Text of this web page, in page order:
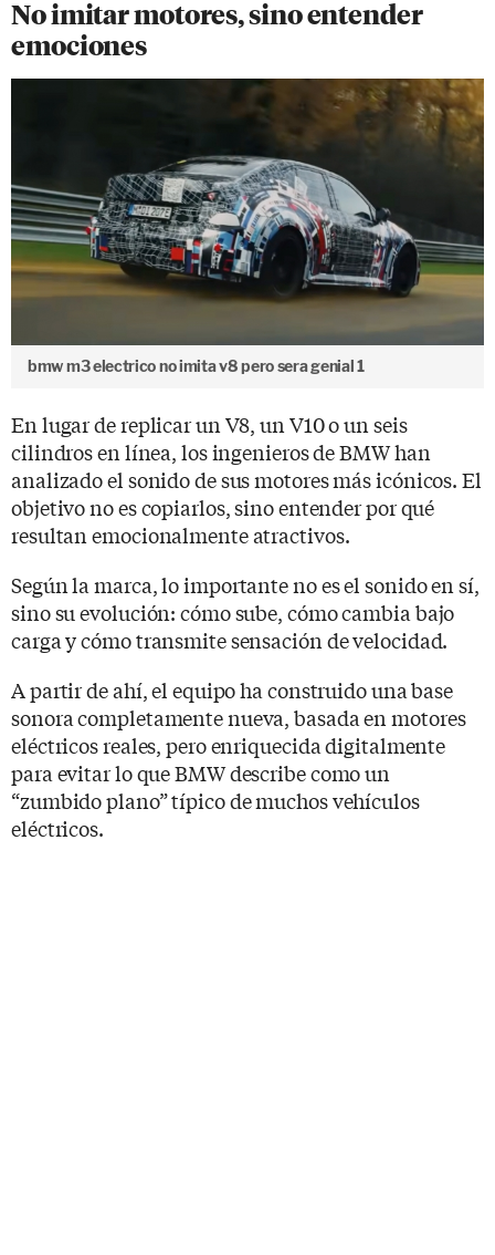
No imitar motores, sino entender
emociones
bmw m3 electrico no imita v8 pero sera genial 1
En lugar de replicar un V8, un V10 o un seis
cilindros en línea, los ingenieros de BMW han
analizado el sonido de sus motores más icónicos. El
objetivo no es copiarlos, sino entender por qué
resultan emocionalmente atractivos.
Según la marca, lo importante no es el sonido en sí,
sino su evolución: cómo sube, cómo cambia bajo
carga y cómo transmite sensación de velocidad.
A partir de ahí, el equipo ha construido una base
sonora completamente nueva, basada en motores
eléctricos reales, pero enriquecida digitalmente
para evitar lo que BMW describe como un
“zumbido plano” típico de muchos vehículos
eléctricos.